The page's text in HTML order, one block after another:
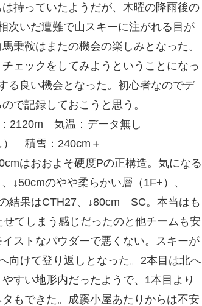
持っていたようだが、木曜の降雨後の
次いだ遭難で山スキーに注がれる目が
乗鞍はまたの機会の楽しみとなった。
ェックをしてみようということになっ
る良い機会となった。初心者なのでデ
で記録しておこうと思う。
2120m 気温：データ無し
積雪：240cm＋
はおおよそ硬度Pの正構造。気になる
↓50cmのやや柔らかい層（1F+）、
結果はCTH27、↓80cm SC。本当はも
てしまう感じだったのと他チームも安
ストなパウダーで悪くない。スキーが
向けて登り返しとなった。2本目は北へ
すい地形内だったようで、1本目より
もできた。成蹊小屋あたりからは不安